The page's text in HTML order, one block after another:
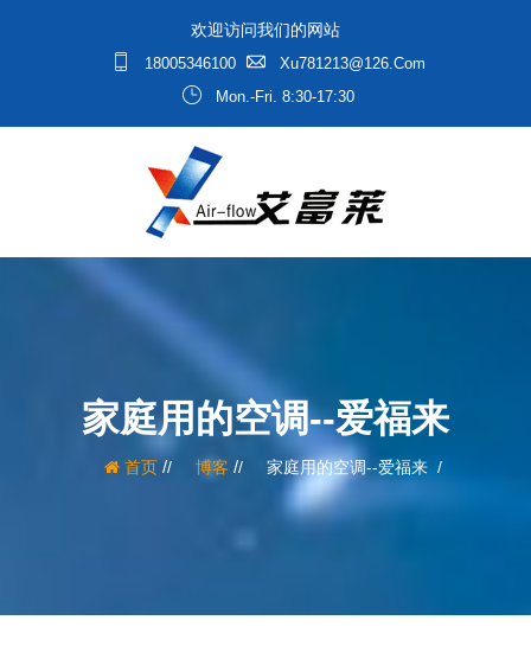
欢迎访问我们的网站
18005346100
Xu781213@126.com
Mon.-Fri. 8:30-17:30
家庭用的空调--爱福来
首页/ 博客 / 家庭用的空调--爱福来